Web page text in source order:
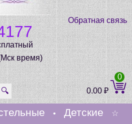
время)
Обратная связь
🔍 0.00₽
0
• Детские ☆